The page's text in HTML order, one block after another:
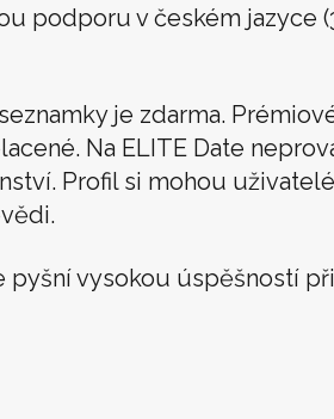
podporu v českém jazyce
je zdarma.
Na ELITE Date
Profil si mohou
pyšní vysokou úspěšností při